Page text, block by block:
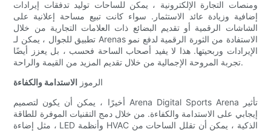
ومنصات التجارة الإلكترونية ، يمكن للساحات توليد تدفقات إيرادات
إضافية وزيادة عائد الاستثمار. سواء كانت تبيع مساحة إعلانية على
الشاشات الرقمية أو تقديم البضائع ذات العلامات التجارية من خلال
تطبيق للجوال ، يمكن لـ Arenas الاستفادة من الثورة الرقمية لدفع نمو
الإيرادات وربحيتها. هذا لا يفيد أصحاب الساحة فحسب ، بل يعزز أيضًا
تجربة المروحة الإجمالية من خلال تقديم المزيد من القيمة والراحة.
الرموز الاستدامة والكفاءة
أخيرًا ، يمكن أن يكون لتصميم Arena Digital Sports Arena تأثير
إيجابي على الاستدامة والكفاءة. من خلال دمج التقنيات الموفرة للطاقة
، مثل إضاءة LED وأنظمة HVAC الذكية ، يمكن أن تقلل الساحات من